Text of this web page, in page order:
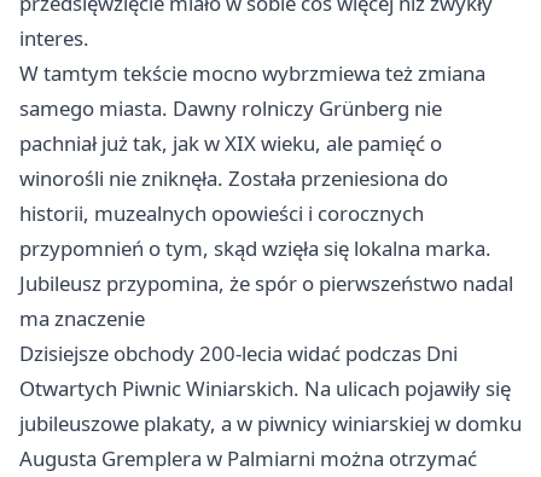
interes.
W tamtym tekście mocno wybrzmiewa też zmiana
samego miasta. Dawny rolniczy Grünberg nie
pachniał już tak, jak w XIX wieku, ale pamięć o
winorośli nie zniknęła. Została przeniesiona do
historii, muzealnych opowieści i corocznych
przypomnień o tym, skąd wzięła się lokalna marka.
Jubileusz przypomina, że spór o pierwszeństwo nadal
ma znaczenie
Dzisiejsze obchody 200-lecia widać podczas Dni
Otwartych Piwnic Winiarskich. Na ulicach pojawiły się
jubileuszowe plakaty, a w piwnicy winiarskiej w domku
Augusta Gremplera w Palmiarni można otrzymać